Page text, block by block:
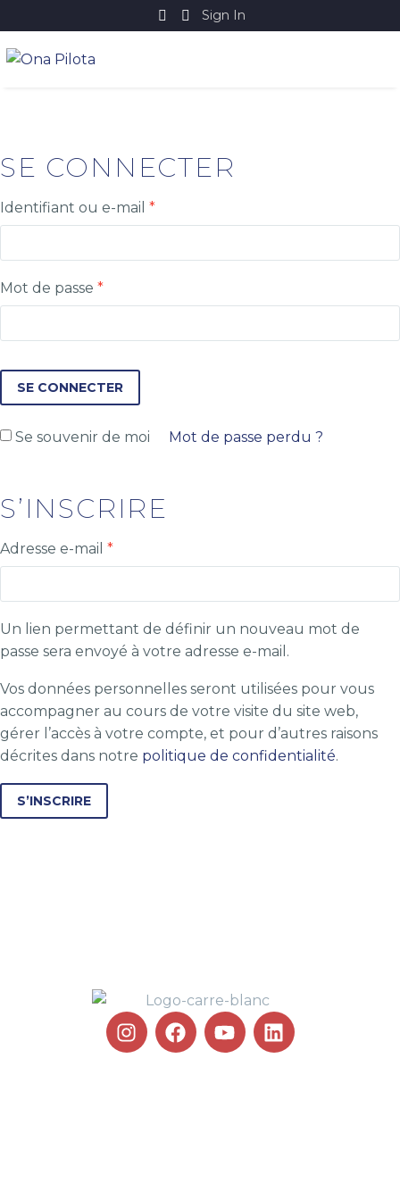
Sign In
SE CONNECTER
Identifiant ou e-mail *
Mot de passe *
SE CONNECTER
Se souvenir de moi Mot de passe perdu ?
S’INSCRIRE
Adresse e-mail *
Un lien permettant de définir un nouveau mot de
passe sera envoyé à votre adresse e-mail.
Vos données personnelles seront utilisées pour vous
accompagner au cours de votre visite du site web,
gérer l’accès à votre compte, et pour d’autres raisons
décrites dans notre politique de confidentialité.
S’INSCRIRE